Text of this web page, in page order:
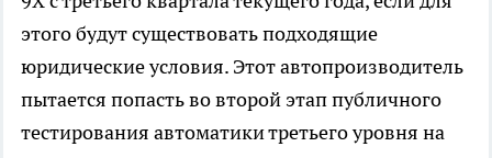
этого будут существовать подходящие
юридические условия. Этот автопроизводитель
пытается попасть во второй этап публичного
тестирования автоматики третьего уровня на